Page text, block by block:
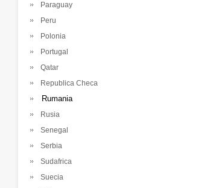
Paraguay
Peru
Polonia
Portugal
Qatar
Republica Checa
Rumania
Rusia
Senegal
Serbia
Sudafrica
Suecia